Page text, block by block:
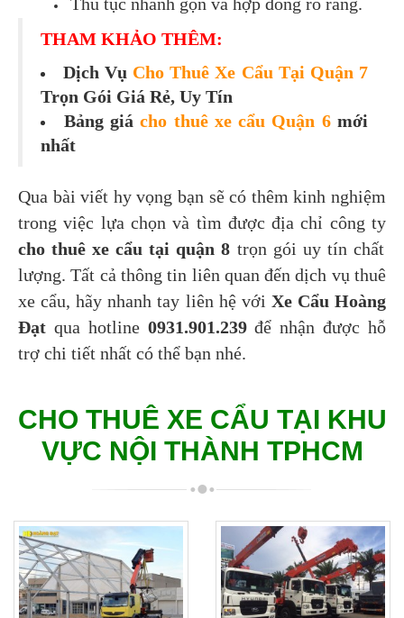
THAM KHẢO THÊM:
Dịch Vụ Cho Thuê Xe Cẩu Tại Quận 7
Trọn Gói Giá Rẻ, Uy Tín
Bảng giácho thuê xe cẩu Quận 6mới
nhất
Qua bài viết hy vọng bạn sẽ có thêm kinh nghiệm
trong việc lựa chọn và tìm được địa chỉ công ty
cho thuê xe cẩu tại quận 8 trọn gói uy tín chất
lượng. Tất cả thông tin liên quan đến dịch vụ thuê
xe cẩu, hãy nhanh tay liên hệ với Xe Cẩu Hoàng
Đạt qua hotline 0931.901.239để nhận được hỗ
trợ chi tiết nhất có thể bạn nhé.
CHO THUÊ XE CẨU TẠI KHU
VỰC NỘI THÀNH TPHCM